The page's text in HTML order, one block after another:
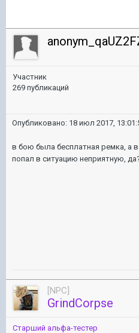
Участник
269 публикаций
Опубликовано: 18 июл 2017,
в бою была бесплатная ремка, а
попал в ситуацию неприятную,
[NPC]
GrindCorpse
Старший альфа-тестер